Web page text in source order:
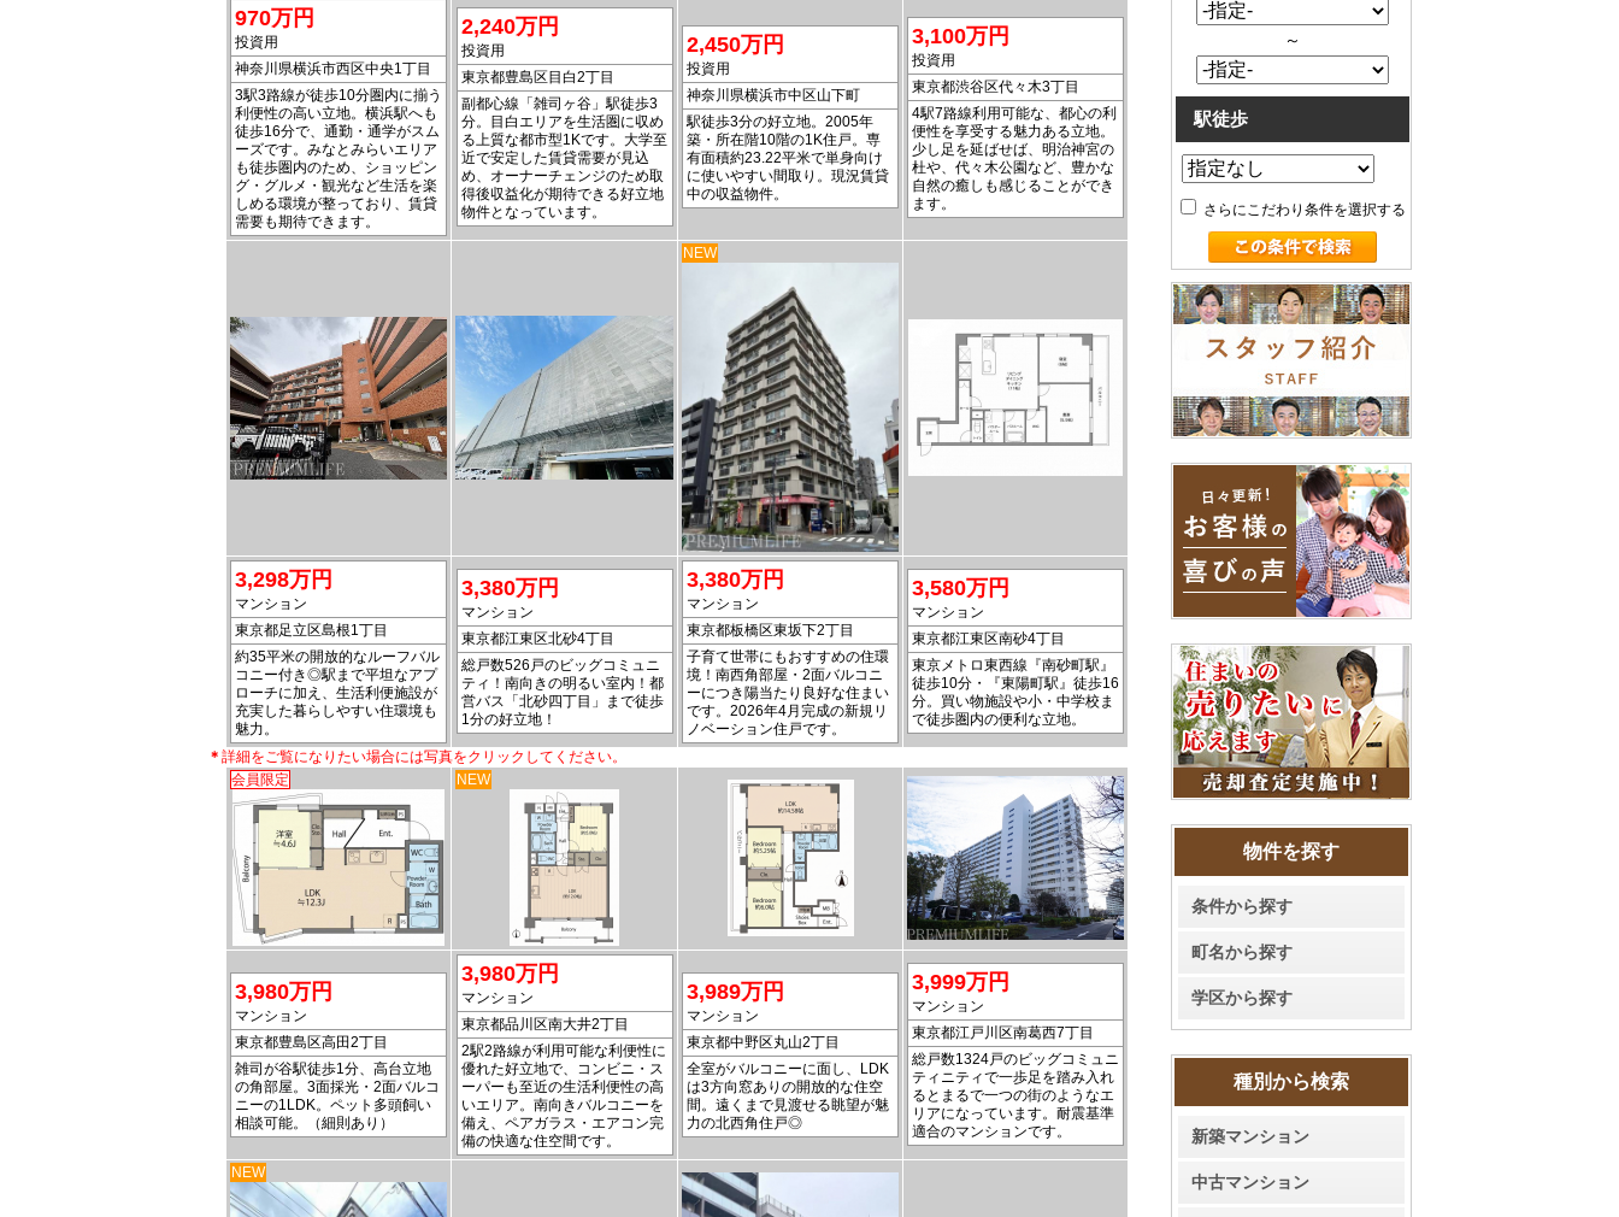
970万円
投資用
神奈川県横浜市西区中央1丁目
3駅3路線が徒歩10分圏内に揃う
利便性の高い立地。横浜駅へも
徒歩16分で、通勤・通学がスム
ーズです。みなとみらいエリア
も徒歩圏内のため、ショッピン
グ・グルメ・観光など生活を楽
しめる環境が整っており、賃貸
需要も期待できます。
2,240万円
投資用
東京都豊島区目白2丁目
副都心線「雑司ヶ谷」駅徒歩3
分。目白エリアを生活圏に収め
る上質な都市型1Kです。大学至
近で安定した賃貸需要が見込
め、オーナーチェンジのため取
得後収益化が期待できる好立地
物件となっています。
2,450万円
投資用
神奈川県横浜市中区山下町
駅徒歩3分の好立地。2005年
築・所在階10階の1K住戸。専
有面積約23.22平米で単身向け
に使いやすい間取り。現況賃貸
中の収益物件。
3,100万円
投資用
東京都渋谷区代々木3丁目
4駅7路線利用可能な、都心の利
便性を享受する魅力ある立地。
少し足を延ばせば、明治神宮の
杜や、代々木公園など、豊かな
自然の癒しも感じることができ
ます。
NEW
3,298万円
マンション
東京都足立区島根1丁目
約35平米の開放的なルーフバル
コニー付き◎駅まで平坦なアプ
ローチに加え、生活利便施設が
充実した暮らしやすい住環境も
魅力。
3,380万円
マンション
東京都江東区北砂4丁目
総戸数526戸のビッグコミュニ
ティ！南向きの明るい室内！都
営バス「北砂四丁目」まで徒歩
1分の好立地！
3,380万円
マンション
東京都板橋区東坂下2丁目
子育て世帯にもおすすめの住環
境！南西角部屋・2面バルコニ
ーにつき陽当たり良好な住まい
です。2026年4月完成の新規リ
ノベーション住戸です。
3,580万円
マンション
東京都江東区南砂4丁目
東京メトロ東西線『南砂町駅』
徒歩10分・『東陽町駅』徒歩16
分。買い物施設や小・中学校ま
で徒歩圏内の便利な立地。
＊ 詳細をご覧になりたい場合には写真をクリックしてください。
会員限定
NEW
3,980万円
マンション
東京都豊島区高田2丁目
雑司が谷駅徒歩1分、高台立地
の角部屋。3面採光・2面バルコ
ニーの1LDK。ペット多頭飼い
相談可能。（細則あり）
3,980万円
マンション
東京都品川区南大井2丁目
2駅2路線が利用可能な利便性に
優れた好立地で、コンビニ・ス
ーパーも至近の生活利便性の高
いエリア。南向きバルコニーを
備え、ペアガラス・エアコン完
備の快適な住空間です。
3,989万円
マンション
東京都中野区丸山2丁目
全室がバルコニーに面し、LDK
は3方向窓ありの開放的な住空
間。遠くまで見渡せる眺望が魅
力の北西角住戸◎
3,999万円
マンション
東京都江戸川区南葛西7丁目
総戸数1324戸のビッグコミュニ
ティニティで一歩足を踏み入れ
るとまるで一つの街のようなエ
リアになっています。耐震基準
適合のマンションです。
NEW
～
駅徒歩
さらにこだわり条件を選択する
物件を探す
条件から探す
町名から探す
学区から探す
種別から検索
新築マンション
中古マンション